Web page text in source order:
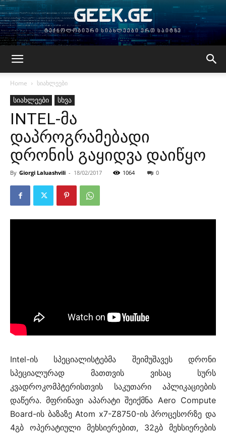
GEEK.GE
ტექნოლოგიური სიახლეები ერთ საიტზე
Home სიახლეები
სიახლეები სხვა
INTEL-მა
დაპროგრამებადი
დრონის გაყიდვა დაიწყო
By Giorgi Laluashvili - 18/02/2017 1064 0
Intel-ის სპეციალისტებმა შეიმუშავეს დრონი
სპეციალურად მათთვის ვისაც სურს
კვადროკომპტერისთვის საკუთარი აპლიკაციების
დაწერა. მფრინავი აპარატი შეიქმნა Aero Compute
Board-ის ბაზაზე Atom x7-Z8750-ის პროცესორზე და
4გბ ოპერატიული მეხსიერებით, 32გბ მეხსიერების